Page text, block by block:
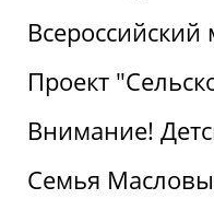
Проект
Внимание!
Семья